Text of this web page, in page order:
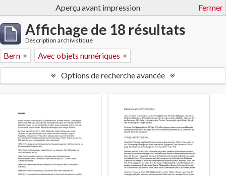
Aperçu avant impression Fermer
Affichage de 18 résultats
Description archivistique
Bern Avec objets numériques
Options de recherche avancée